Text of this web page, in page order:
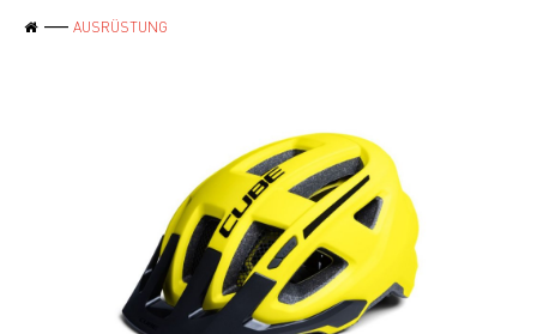
AUSRÜSTUNG